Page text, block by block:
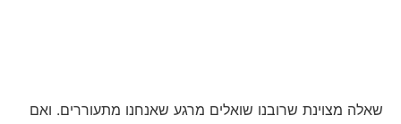
שאלה מצוינת שרובנו שואלים מרגע שאנחנו מתעוררים. ואם